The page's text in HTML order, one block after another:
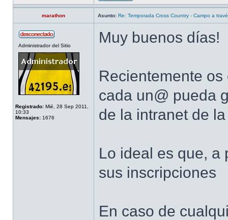
marathon Asunto: Re: Temporada Cross Country - Campo a
Administrador del Sitio
Registrado: Mié, 28 Sep 2011,
10:33
Mensajes: 1676
Muy buenos días!
Recientemente
cada un@ pueda
de la intranet de
Lo ideal es que, a
sus inscripciones
En caso de